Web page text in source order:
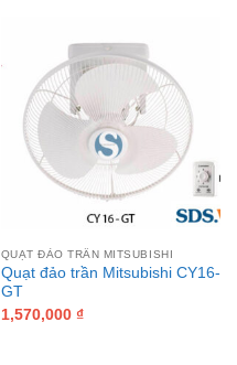
QUẠT ĐẢO TRẦN MITSUBISHI
Quạt đảo trần Mitsubishi CY16-
GT
1,570,000 ₫